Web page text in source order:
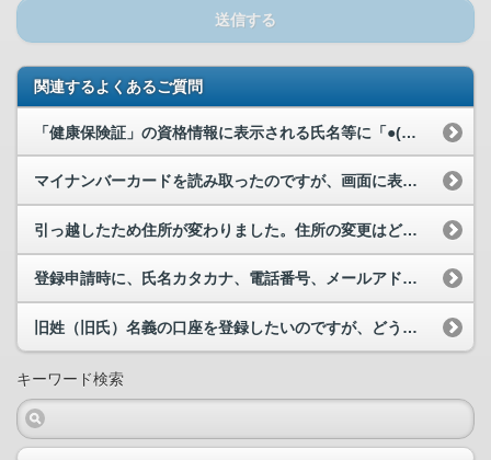
送信する
関連するよくあるご質問
「健康保険証」の資格情報に表示される氏名等に「●(黒丸)」が表示されています。なぜですか。
マイナンバーカードを読み取ったのですが、画面に表示された漢字氏名がマイナンバーカードに記載され...
引っ越したため住所が変わりました。住所の変更はどのようにしたらいいでしょうか。
登録申請時に、氏名カタカナ、電話番号、メールアドレスが自動入力されています。どこに登録した情報...
旧姓（旧氏）名義の口座を登録したいのですが、どうすればいいでしょうか。
キーワード検索